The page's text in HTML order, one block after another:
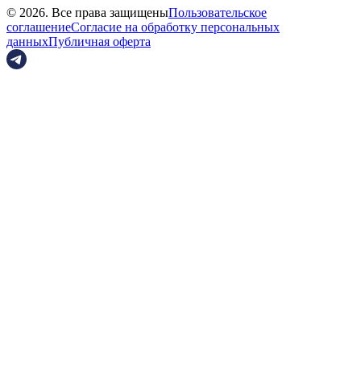
© 2026. Все права защищеныПользовательское
соглашениеСогласие на обработку персональных
данныхПубличная оферта